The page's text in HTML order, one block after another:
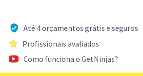
Até 4 orçamentos grátis e seguros
Profissionais avaliados
Como funciona o GetNinjas?